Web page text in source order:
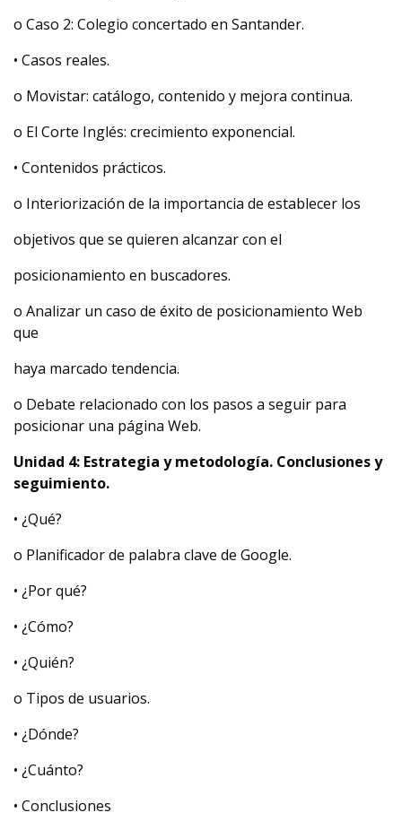
o Caso 2: Colegio concertado en Santander.
• Casos reales.
o Movistar: catálogo, contenido y mejora continua.
o El Corte Inglés: crecimiento exponencial.
• Contenidos prácticos.
o Interiorización de la importancia de establecer los
objetivos que se quieren alcanzar con el
posicionamiento en buscadores.
o Analizar un caso de éxito de posicionamiento Web
que
haya marcado tendencia.
o Debate relacionado con los pasos a seguir para
posicionar una página Web.
Unidad 4: Estrategia y metodología. Conclusiones y
seguimiento.
• ¿Qué?
o Planificador de palabra clave de Google.
• ¿Por qué?
• ¿Cómo?
• ¿Quién?
o Tipos de usuarios.
• ¿Dónde?
• ¿Cuánto?
• Conclusiones